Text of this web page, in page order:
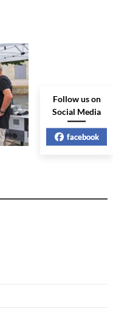
Follow us on
Social Media
facebook